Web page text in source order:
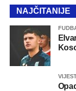
NAJČITANIJE